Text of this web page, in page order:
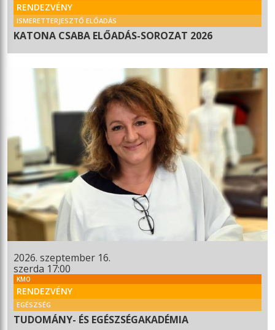
RENDEZVÉNY
ISMERETTERJESZTŐ ELŐADÁS
KATONA CSABA ELŐADÁS-SOROZAT 2026
2026. szeptember 16.
szerda 17:00
KMO
RENDEZVÉNY
EGÉSZSÉG
TUDOMÁNY- ÉS EGÉSZSÉGAKADÉMIA